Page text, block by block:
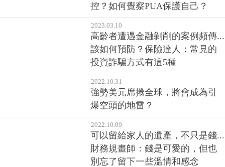
控？如何覺察PUA保護自己？
2023.03.10
高齡者遭遇金融剝削的案例頻傳...
該如何預防？保險達人：常見的
投資詐騙方式有這5種
2022.10.31
強勢美元席捲全球，將會成為引
爆空頭的地雷？
2022.10.09
可以留給家人的遺產，不只是錢...
財務規畫師：錢是可愛的，但也
別忘了留下一些溫情和感念